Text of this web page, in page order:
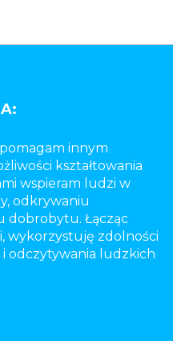
innym
kształtowania
wspieram ludzi w
odkrywaniu
dobrobytu. Łącząc
wykorzystuję zdolności
odczytywania ludzkich